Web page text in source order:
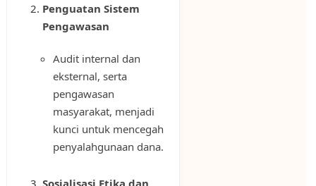
Penguatan Sistem
Pengawasan
Audit internal dan
eksternal, serta
pengawasan
masyarakat, menjadi
kunci untuk mencegah
penyalahgunaan dana.
Sosialisasi Etika dan